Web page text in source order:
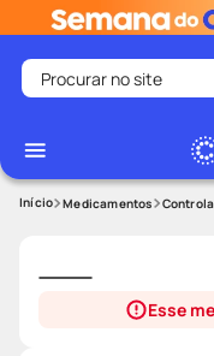
Procurar no site
1
2º
medley
4º
protetor solar
shampoo
Medicamentos
Esse